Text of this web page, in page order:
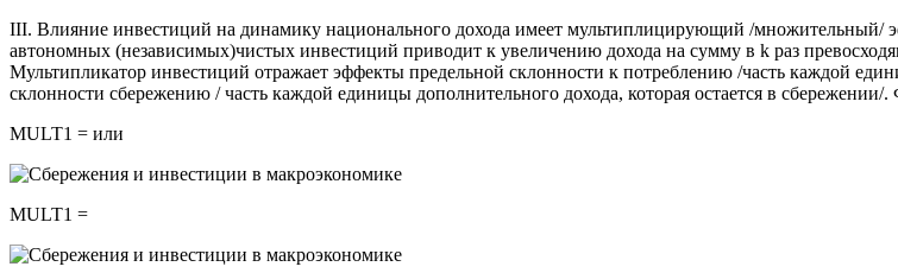
III. Влияние инвестиций на динамику национального дохода имеет мультиплицирующий /множительный/
автономных (независимых)чистых инвестиций приводит к увеличению дохода на сумму в k раз
Мультипликатор инвестиций отражает эффекты предельной склонности к потреблению /часть каждой
склонности сбережению / часть каждой единицы дополнительного дохода, которая остается в
MULT1 = или
MULT1 =